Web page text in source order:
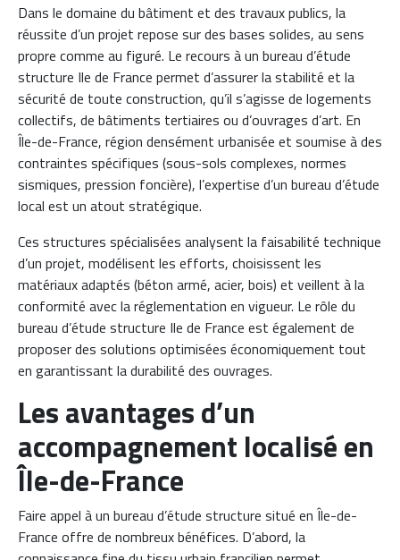
Dans le domaine du bâtiment et des travaux publics, la
réussite d’un projet repose sur des bases solides, au sens
propre comme au figuré. Le recours à un bureau d’étude
structure Ile de France permet d’assurer la stabilité et la
sécurité de toute construction, qu’il s’agisse de logements
collectifs, de bâtiments tertiaires ou d’ouvrages d’art. En
Île-de-France, région densément urbanisée et soumise à des
contraintes spécifiques (sous-sols complexes, normes
sismiques, pression foncière), l’expertise d’un bureau d’étude
local est un atout stratégique.
Ces structures spécialisées analysent la faisabilité technique
d’un projet, modélisent les efforts, choisissent les
matériaux adaptés (béton armé, acier, bois) et veillent à la
conformité avec la réglementation en vigueur. Le rôle du
bureau d’étude structure Ile de France est également de
proposer des solutions optimisées économiquement tout
en garantissant la durabilité des ouvrages.
Les avantages d’un
accompagnement localisé en
Île-de-France
Faire appel à un bureau d’étude structure situé en Île-de-
France offre de nombreux bénéfices. D’abord, la